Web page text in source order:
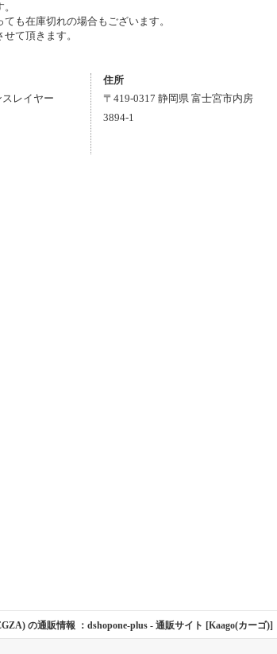
も在庫切れの場合もございます。
て頂きます。
レイヤー
住所
〒 419-0317 静岡県 富士宮市内房
3894-1
の通販情報 ：dshopone-plus- 通販サイト [Kaago(カーゴ)]